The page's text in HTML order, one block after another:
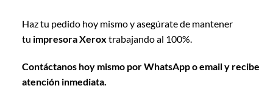
Haz tu pedido hoy mismo y asegúrate de mantener
tu impresora Xerox trabajando al 100%.
Contáctanos hoy mismo por WhatsApp o email y recibe
atención inmediata.